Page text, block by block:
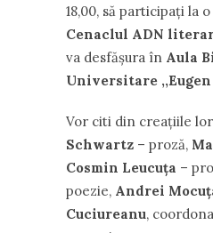
18,00, să participaţi la
Cenaclul ADN
va desfăşura în Aula
Universitare
Vor citi din creaţiile
Schwartz – proză,
Cosmin Leucuţa –
poezie, Andrei
Cuciureanu,